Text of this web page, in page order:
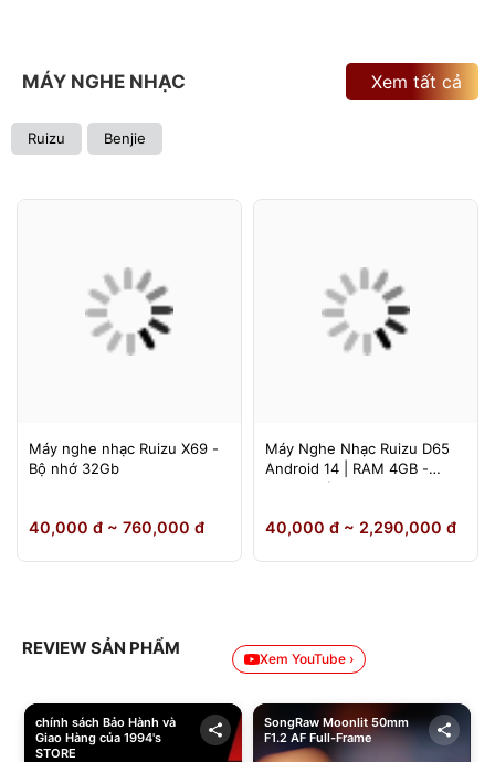
MÁY NGHE NHẠC
Ruizu Benjie
Xem tất cả
Máy nghe nhạc Ruizu X69 -
Bộ nhớ 32Gb
40,000 đ ~ 760,000 đ
Máy Nghe Nhạc Ruizu D65
Android 14 | RAM 4GB -
64GB Chính Hãng
40,000 đ ~ 2,290,000 đ
REVIEW SẢN PHẨM
Xem YouTube ›
chính sách Bảo Hành và
Giao Hàng của 1994's
STORE
SongRaw Moonlit 50mm
F1.2 AF Full-Frame